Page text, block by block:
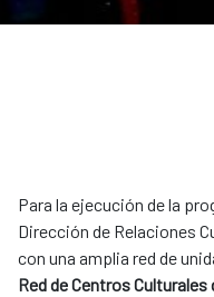
Para la ejecución de la
Dirección de Relaciones
con una amplia red de
Red de Centros